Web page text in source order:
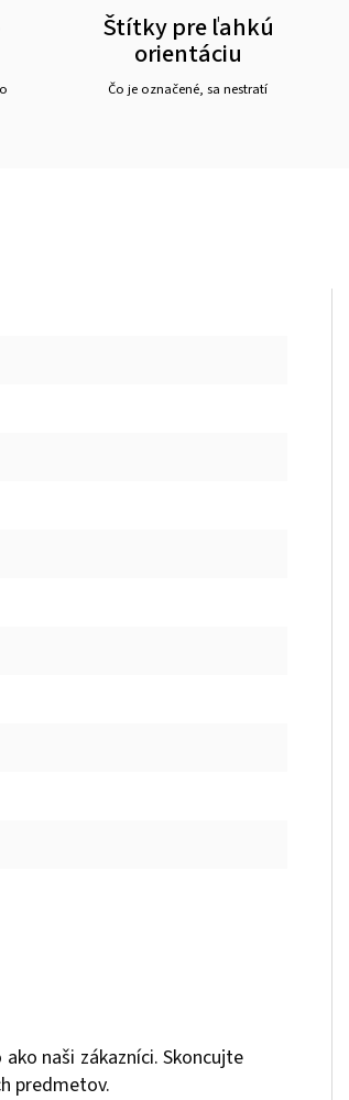
Štítky pre ľahkú
orientáciu
Čo je označené, sa nestratí
naši zákazníci. Skoncujte
predmetov.